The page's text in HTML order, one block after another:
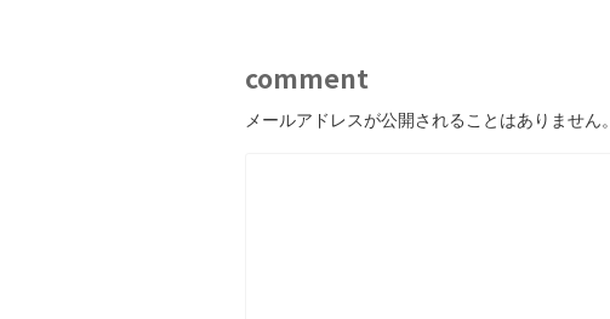
comment
メールアドレスが公開されることはありません。